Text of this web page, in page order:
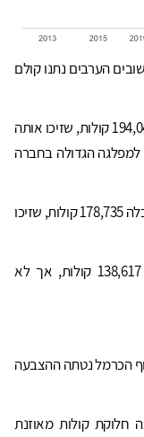
הערבים נתנו קולם
35.2 אחוזים הצביעו לרע"מ, שקיבלה 194,047 קולות, שזיכו אותה
למפלגה הגדולה בחברה
28.8 אחוזים הצביעו לחד"ש-תע"ל, שקיבלה 178,735 קולות, שזיכו
21.8 אחוזים הצביעו לבל"ד, שקיבלה 138,617 קולות, אך לא
הכרמל נטתה ההצבעה
קולות מאוזנת